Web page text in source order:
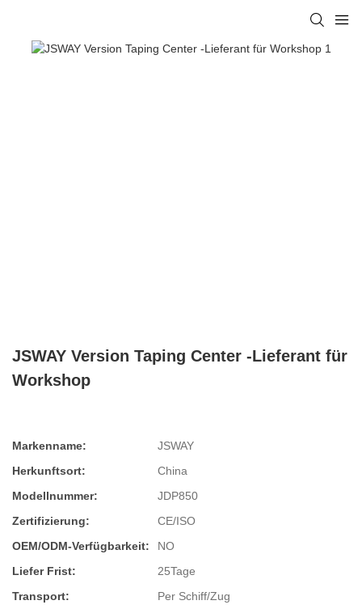
JSWAY Version Taping Center -Lieferant für
Workshop
Markenname:
JSWAY
Herkunftsort:
China
Modellnummer:
JDP850
Zertifizierung:
CE/ISO
OEM/ODM-Verfügbarkeit:
NO
Liefer Frist:
25Tage
Transport:
Per Schiff/Zug